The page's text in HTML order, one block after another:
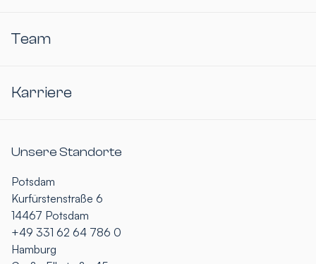
Team
Karriere
Unsere Standorte
Potsdam
Kurfürstenstraße 6
14467 Potsdam
+49 331 62 64 786 0
Hamburg